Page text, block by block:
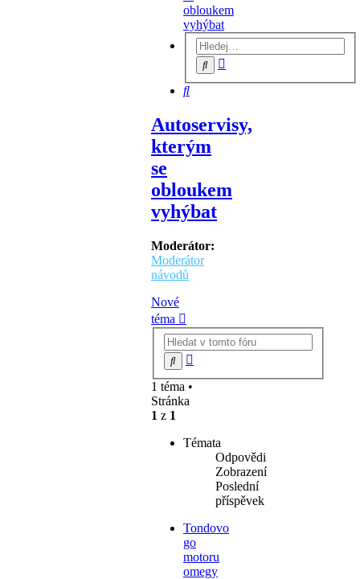
obloukem
vyhýbat
Hledat
Hledat
Autoservisy,
kterým
se
obloukem
vyhýbat
Moderátor:
Moderátor
návodů
Nové
téma
Hledat
1 téma •
Stránka
1 z 1
Témata
Odpovědi
Zobrazení
Poslední
příspěvek
Tondovo
go
motoru
omegy